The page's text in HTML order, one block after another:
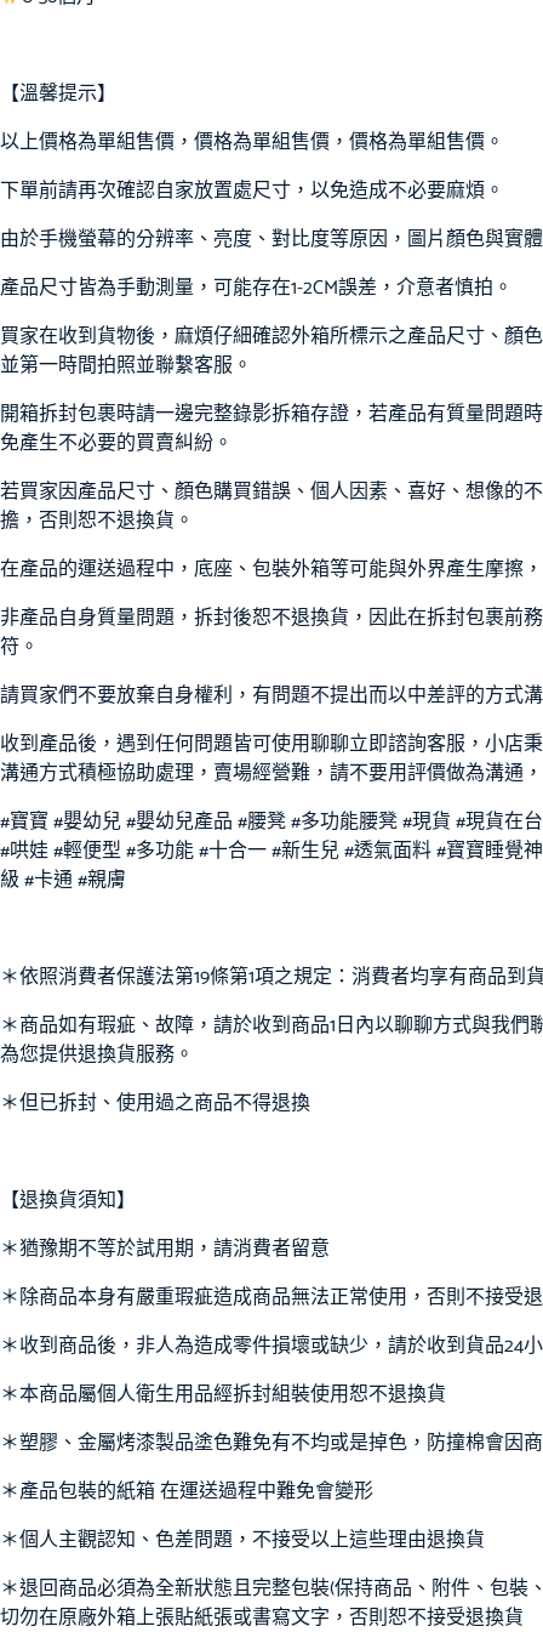
【溫馨提示】
以上價格為單組售價，價格為單組售價，價格為單組售價。
下單前請再次確認自家放置處尺寸，以免造成不必要麻煩。
由於手機螢幕的分辨率、亮度、對比度等原因，圖片顏色與實
產品尺寸皆為手動測量，可能存在1-2CM誤差，介意者慎拍。
買家在收到貨物後，麻煩仔細確認外箱所標示之產品尺寸、顏
並第一時間拍照並聯繫客服。
開箱拆封包裹時請一邊完整錄影拆箱存證，若產品有質量問題
免產生不必要的買賣糾紛。
若買家因產品尺寸、顏色購買錯誤、個人因素、喜好、想像的
擔，否則恕不退換貨。
在產品的運送過程中，底座、包裝外箱等可能與外界產生摩擦
非產品自身質量問題，拆封後恕不退換貨，因此在拆封包裹前
符。
請買家們不要放棄自身權利，有問題不提出而以中差評的方式
收到產品後，遇到任何問題皆可使用聊聊立即諮詢客服，小店
溝通方式積極協助處理，賣場經營難，請不要用評價做為溝通
#寶寶 #嬰幼兒 #嬰幼兒產品 #腰凳 #多功能腰凳 #現貨 #現貨在
#哄娃 #輕便型 #多功能 #十合一 #新生兒 #透氣面料 #寶寶睡覺
級 #卡通 #親膚
＊依照消費者保護法第19條第1項之規定：消費者均享有商品到
＊商品如有瑕疵、故障，請於收到商品1日內以聊聊方式與我
為您提供退換貨服務。
＊但已拆封、使用過之商品不得退換
【退換貨須知】
＊猶豫期不等於試用期，請消費者留意
＊除商品本身有嚴重瑕疵造成商品無法正常使用，否則不接受
＊收到商品後，非人為造成零件損壞或缺少，請於收到貨品24
＊本商品屬個人衛生用品經拆封組裝使用恕不退換貨
＊塑膠、金屬烤漆製品塗色難免有不均或是掉色，防撞棉會因
＊產品包裝的紙箱 在運送過程中難免會變形
＊個人主觀認知、色差問題，不接受以上這些理由退換貨
＊退回商品必須為全新狀態且完整包裝(保持商品、附件、包
切勿在原廠外箱上張貼紙張或書寫文字，否則恕不接受退換貨